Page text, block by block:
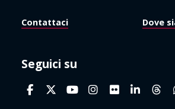
Contattaci Dove
Seguici su